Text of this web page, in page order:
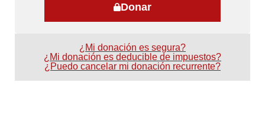
Donar
¿Mi donación es segura?
¿Mi donación es deducible de impuestos?
¿Puedo cancelar mi donación recurrente?